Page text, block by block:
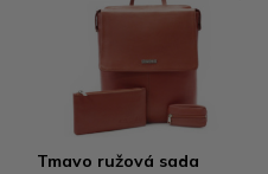
Tmavo ružová sada